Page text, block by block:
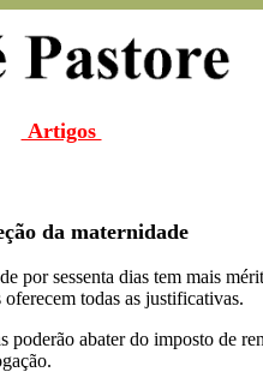
Artigos
da maternidade
sessenta dias tem mais
todas as justificativas.
abater do imposto de